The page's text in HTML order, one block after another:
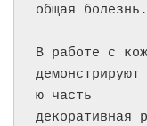
общая болезнь.
В работе с
ю часть
декоративная